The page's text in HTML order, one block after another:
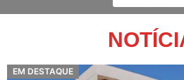
EM DESTAQUE